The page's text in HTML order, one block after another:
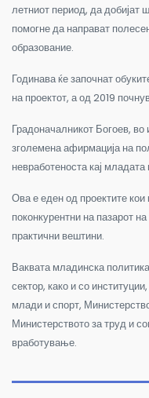
летниот период, да добијат
помогне да направат
образование.
Годинава ќе започнат
на проектот, а од 2019
Градоначалникот Богоев,
зголемена афирмација на
невработеноста кај младата
Ова е еден од проектите
поконкурентни на пазарот
практични вештини.
Ваквата младинска
сектор, како и со
млади и спорт,
Министерството за труд и
вработување.